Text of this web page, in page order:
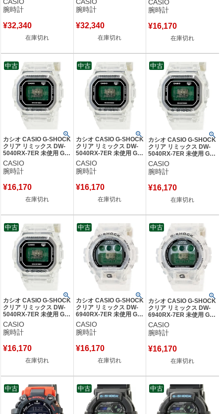
衝撃 防水 ゴールド メン
ズ 腕時計クオーツ ブラ
CASIO
腕時計
¥32,340
在庫切れ
衝撃 防水 ゴールド メン
ズ 腕時計クオーツ ブラ
CASIO
腕時計
¥32,340
在庫切れ
限定モデル メンズ 腕時計
クオーツ ブラック 【中
CASIO
腕時計
¥16,170
在庫切れ
カシオ CASIO G-SHOCK
クリア リミックス DW-
5040RX-7ER 未使用 Gシ
ョック デジタル 耐衝撃
限定モデル メンズ 腕時
計クオーツ ブラック
CASIO
腕時計
¥16,170
在庫切れ
中古
カシオ CASIO G-SHOCK
クリア リミックス DW-
5040RX-7ER 未使用 Gシ
ョック デジタル 耐衝撃
限定モデル メンズ 腕時
計クオーツ ブラック
CASIO
腕時計
¥16,170
在庫切れ
中古
カシオ CASIO G-SHOCK
クリア リミックス DW-
5040RX-7ER 未使用 Gシ
ョック デジタル 耐衝撃
限定モデル メンズ 腕時計
クオーツ ブラック 【中
CASIO
腕時計
¥16,170
在庫切れ
中古
カシオ CASIO G-SHOCK
クリア リミックス DW-
5040RX-7ER 未使用 Gシ
ョック デジタル 耐衝撃
限定モデル メンズ 腕時
計クオーツ ブラック
CASIO
腕時計
¥16,170
在庫切れ
中古
カシオ CASIO G-SHOCK
クリア リミックス DW-
6940RX-7ER 未使用 Gシ
ョック デジタル 耐衝撃
メンズ 腕時計クオーツ
ブラック 【中古】
CASIO
腕時計
¥16,170
在庫切れ
中古
カシオ CASIO G-SHOCK
クリア リミックス DW-
6940RX-7ER 未使用 Gシ
ョック デジタル 耐衝撃
メンズ 腕時計クオーツ ブ
ラック 【中古】
CASIO
腕時計
¥16,170
在庫切れ
中古
中古 中古 中古